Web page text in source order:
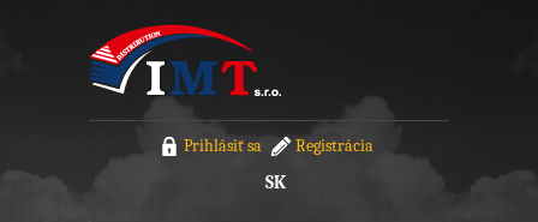
Prihlásiť sa Registrácia
SK